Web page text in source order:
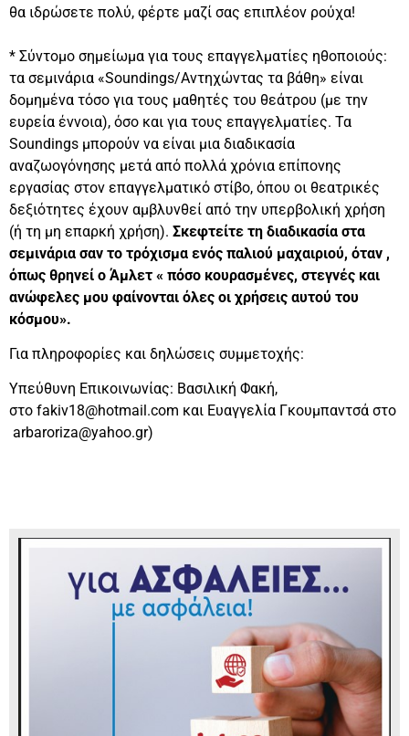
θα ιδρώσετε πολύ, φέρτε μαζί σας επιπλέον ρούχα!
* Σύντομο σημείωμα για τους επαγγελματίες ηθοποιούς:
τα σεμινάρια «Soundings/Αντηχώντας τα βάθη» είναι
δομημένα τόσο για τους μαθητές του θεάτρου (με την
ευρεία έννοια), όσο και για τους επαγγελματίες. Τα
Soundings μπορούν να είναι μια διαδικασία
αναζωογόνησης μετά από πολλά χρόνια επίπονης
εργασίας στον επαγγελματικό στίβο, όπου οι θεατρικές
δεξιότητες έχουν αμβλυνθεί από την υπερβολική χρήση
(ή τη μη επαρκή χρήση). Σκεφτείτε τη διαδικασία στα
σεμινάρια σαν το τρόχισμα ενός παλιού μαχαιριού, όταν ,
όπως θρηνεί ο Άμλετ « πόσο κουρασμένες, στεγνές και
ανώφελες μου φαίνονται όλες οι χρήσεις αυτού του
κόσμου».
Για πληροφορίες και δηλώσεις συμμετοχής:
Υπεύθυνη Επικοινωνίας: Βασιλική Φακή,
στο fakiv18@hotmail.com και Ευαγγελία Γκουμπαντσά στο
arbaroriza@yahoo.gr)